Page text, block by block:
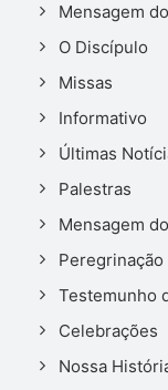
Mensagem
O Discípulo
Missas
Informativo
Últimas
Palestras
Mensagem
Peregrinação
Testemunho
Celebrações
Nossa